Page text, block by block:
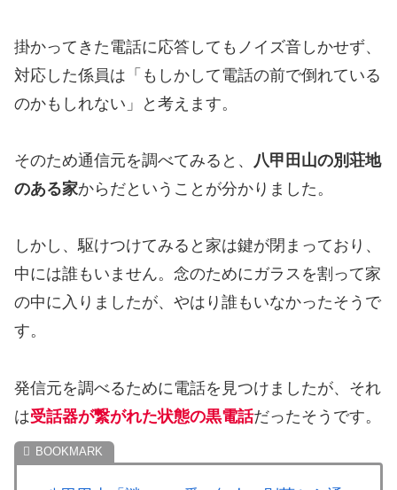
掛かってきた電話に応答してもノイズ音しかせず、
対応した係員は「もしかして電話の前で倒れている
のかもしれない」と考えます。
そのため通信元を調べてみると、 八甲田山の別荘地
のある家からだということが分かりました。
しかし、駆けつけてみると家は鍵が閉まっており、
中には誰もいません。念のためにガラスを割って家
の中に入りましたが、やはり誰もいなかったそうで
す。
発信元を調べるために電話を見つけましたが、それ
は受話器が繋がれた状態の黒電話だったそうです。